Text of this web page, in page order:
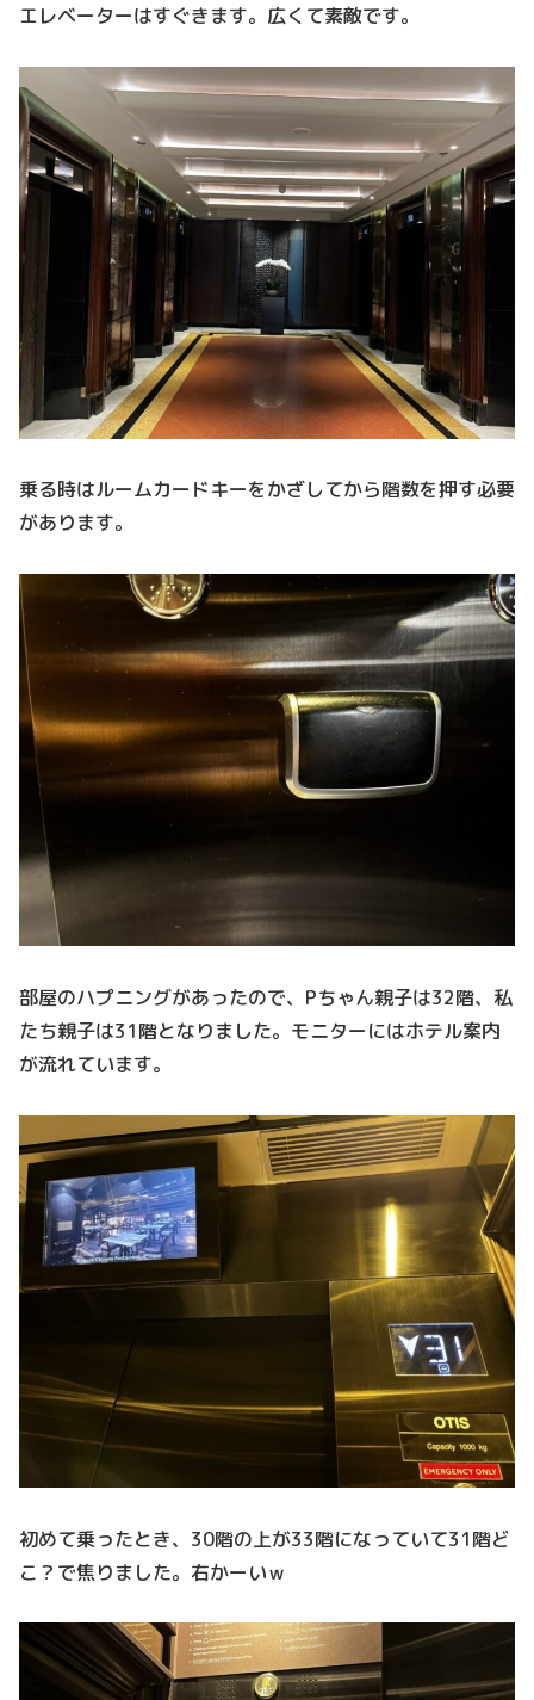
エレベーターはすぐきます。広くて素敵です。
乗る時はルームカードキーをかざしてから階数を押す必要
があります。
部屋のハプニングがあったので、Pちゃん親子は32階、私
たち親子は31階となりました。モニターにはホテル案内
が流れています。
初めて乗ったとき、30階の上が33階になっていて31階ど
こ？で焦りました。右かーいｗ